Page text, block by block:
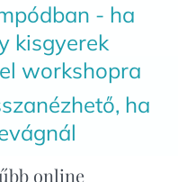
- ha
kisgyerek
workshopra
ha
online